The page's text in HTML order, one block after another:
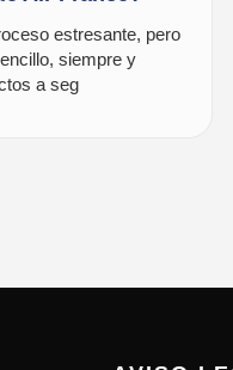
estresante, pero
siempre y
a seg